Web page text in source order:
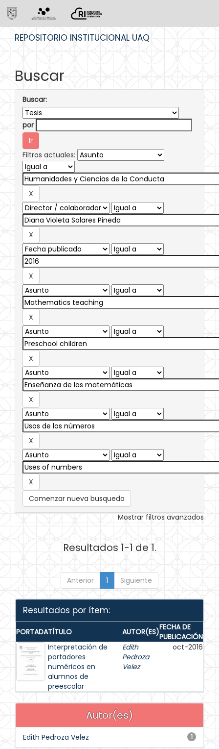
REPOSITORIO INSTITUCIONAL UAQ
Buscar
Buscar:
por
Filtros actuales:
Comenzar nueva busqueda
Mostrar filtros avanzados
Resultados 1-1 de 1.
Anterior 1 Siguiente
Resultados por ítem:
PORTADATÍTULO AUTOR(ES)FECHA DE
PUBLICACIÓN
Interpretación de
portadores
numéricos en
alumnos de
preescolar
Edith
Pedroza
Velez
oct-2016
Autor(es)
1
Edith Pedroza Velez